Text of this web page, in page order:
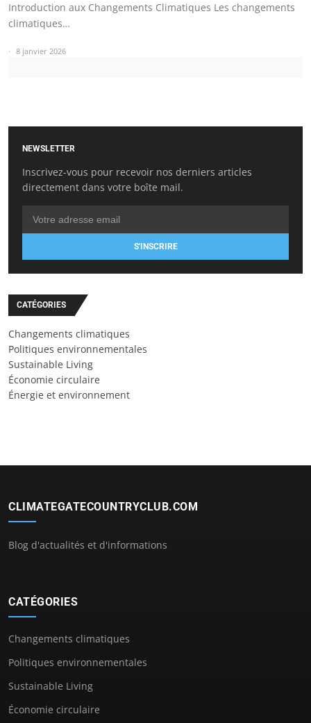
Introduction aux Changements Climatiques Les changements
climatiques…
8 janvier 2026
NEWSLETTER
Inscrivez-vous pour recevoir nos derniers articles
directement dans votre boîte mail.
S'INSCRIRE
CATÉGORIES
Changements climatiques
Politiques environnementales
Sustainable Living
Économie circulaire
Énergie et environnement
CLIMATEGATECOUNTRYCLUB.COM
Blog d'actualités et d'informations
CATÉGORIES
Changements climatiques
Politiques environnementales
Sustainable Living
Économie circulaire